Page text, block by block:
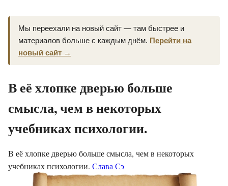
Мы переехали на новый сайт — там быстрее и
материалов больше с каждым днём. Перейти на
новый сайт →
В её хлопке дверью больше
смысла, чем в некоторых
учебниках психологии.
В её хлопке дверью больше смысла, чем в некоторых
учебниках психологии. Слава Сэ